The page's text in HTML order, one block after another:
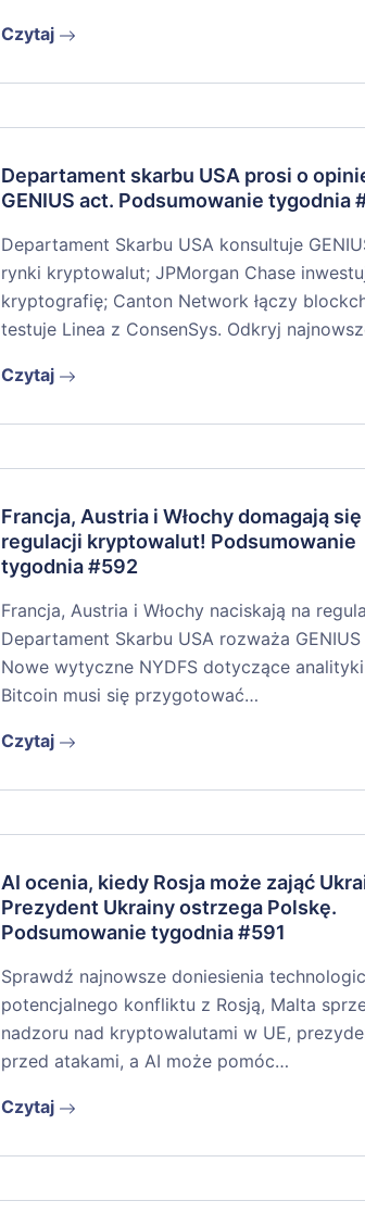
Czytaj
Departament skarbu USA prosi o
GENIUS act. Podsumowanie tygodnia
Departament Skarbu USA konsultuje
rynki kryptowalut; JPMorgan Chase
kryptografię; Canton Network łączy
testuje Linea z ConsenSys. Odkryj
Czytaj
Francja, Austria i Włochy domagają się
regulacji kryptowalut! Podsumowanie
tygodnia #592
Francja, Austria i Włochy naciskają na
Departament Skarbu USA rozważa
Nowe wytyczne NYDFS dotyczące
Bitcoin musi się przygotować…
Czytaj
AI ocenia, kiedy Rosja może zająć
Prezydent Ukrainy ostrzega Polskę.
Podsumowanie tygodnia #591
Sprawdź najnowsze doniesienia
potencjalnego konfliktu z Rosją, Malta
nadzoru nad kryptowalutami w UE,
przed atakami, a AI może pomóc…
Czytaj